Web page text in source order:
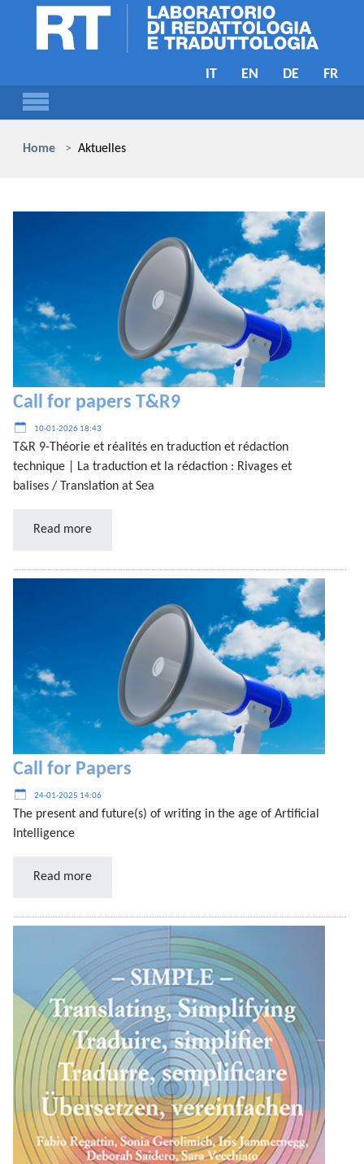
Skip to main content
IT EN DE FR
Home
Aktuelles
Call for papers T&R9
10-01-2026 18:43
T&R 9-Théorie et réalités en traduction et rédaction
technique | La traduction et la rédaction : Rivages et
balises / Translation at Sea
Read more
Call for Papers
24-01-2025 14:06
The present and future(s) of writing in the age of Artificial
Intelligence
Read more